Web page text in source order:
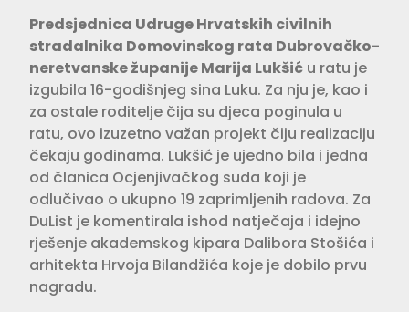
Predsjednica Udruge Hrvatskih civil­nih
stradalnika Domovinskog rata Dubrovačko-
neretvanske županije Marija Lukšić u ratu je
izgubila 16-godišnjeg sina Luku. Za nju je, kao i
za ostale roditelje čija su djeca poginula u
ratu, ovo izuzetno važan projekt čiju realizaciju
čekaju godinama. Lukšić je ujedno bila i jedna
od članica Ocjenjivačkog suda koji je
odlučivao o ukupno 19 zaprimljenih radova. Za
DuList je komentirala ishod natječaja i idejno
rješenje akademskog kipara Dalibora Stošića i
arhitekta Hrvoja Bilandžića koje je dobilo prvu
nagradu.